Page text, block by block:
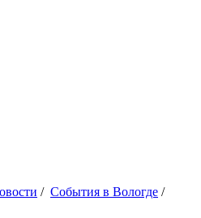
/ События в Вологде /